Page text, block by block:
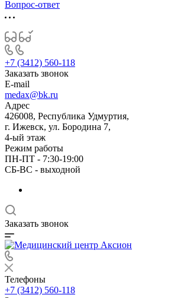
Вопрос-ответ
+7 (3412) 560-118
Заказать звонок
E-mail
medax@bk.ru
Адрес
426008, Республика Удмуртия,
г. Ижевск, ул. Бородина 7,
4-ый этаж
Режим работы
ПН-ПТ - 7:30-19:00
СБ-ВС - выходной
Заказать звонок
Телефоны
+7 (3412) 560-118